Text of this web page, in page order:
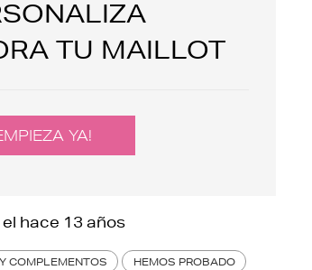
TU MAILLOT
YA!
hace 13 años
COMPLEMENTOS HEMOS PROBADO